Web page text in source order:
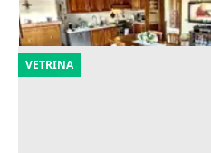
29/09/2026
VETRINA